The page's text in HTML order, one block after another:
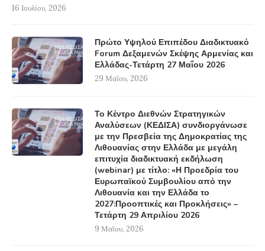
16 Ιουλίου, 2026
Πρώτο Υψηλού Επιπέδου Διαδικτυακό
Forum Δεξαμενών Σκέψης Αρμενίας και
Ελλάδας-Τετάρτη 27 Μαΐου 2026
29 Μαΐου, 2026
Το Κέντρο Διεθνών Στρατηγικών
Αναλύσεων (ΚΕΔΙΣΑ) συνδιοργάνωσε
με την Πρεσβεία της Δημοκρατίας της
Λιθουανίας στην Ελλάδα με μεγάλη
επιτυχία διαδικτυακή εκδήλωση
(webinar) με τίτλο: «Η Προεδρία του
Ευρωπαϊκού Συμβουλίου από την
Λιθουανία και την Ελλάδα το
2027:Προοπτικές και Προκλήσεις» –
Τετάρτη 29 Απριλίου 2026
9 Μαΐου, 2026